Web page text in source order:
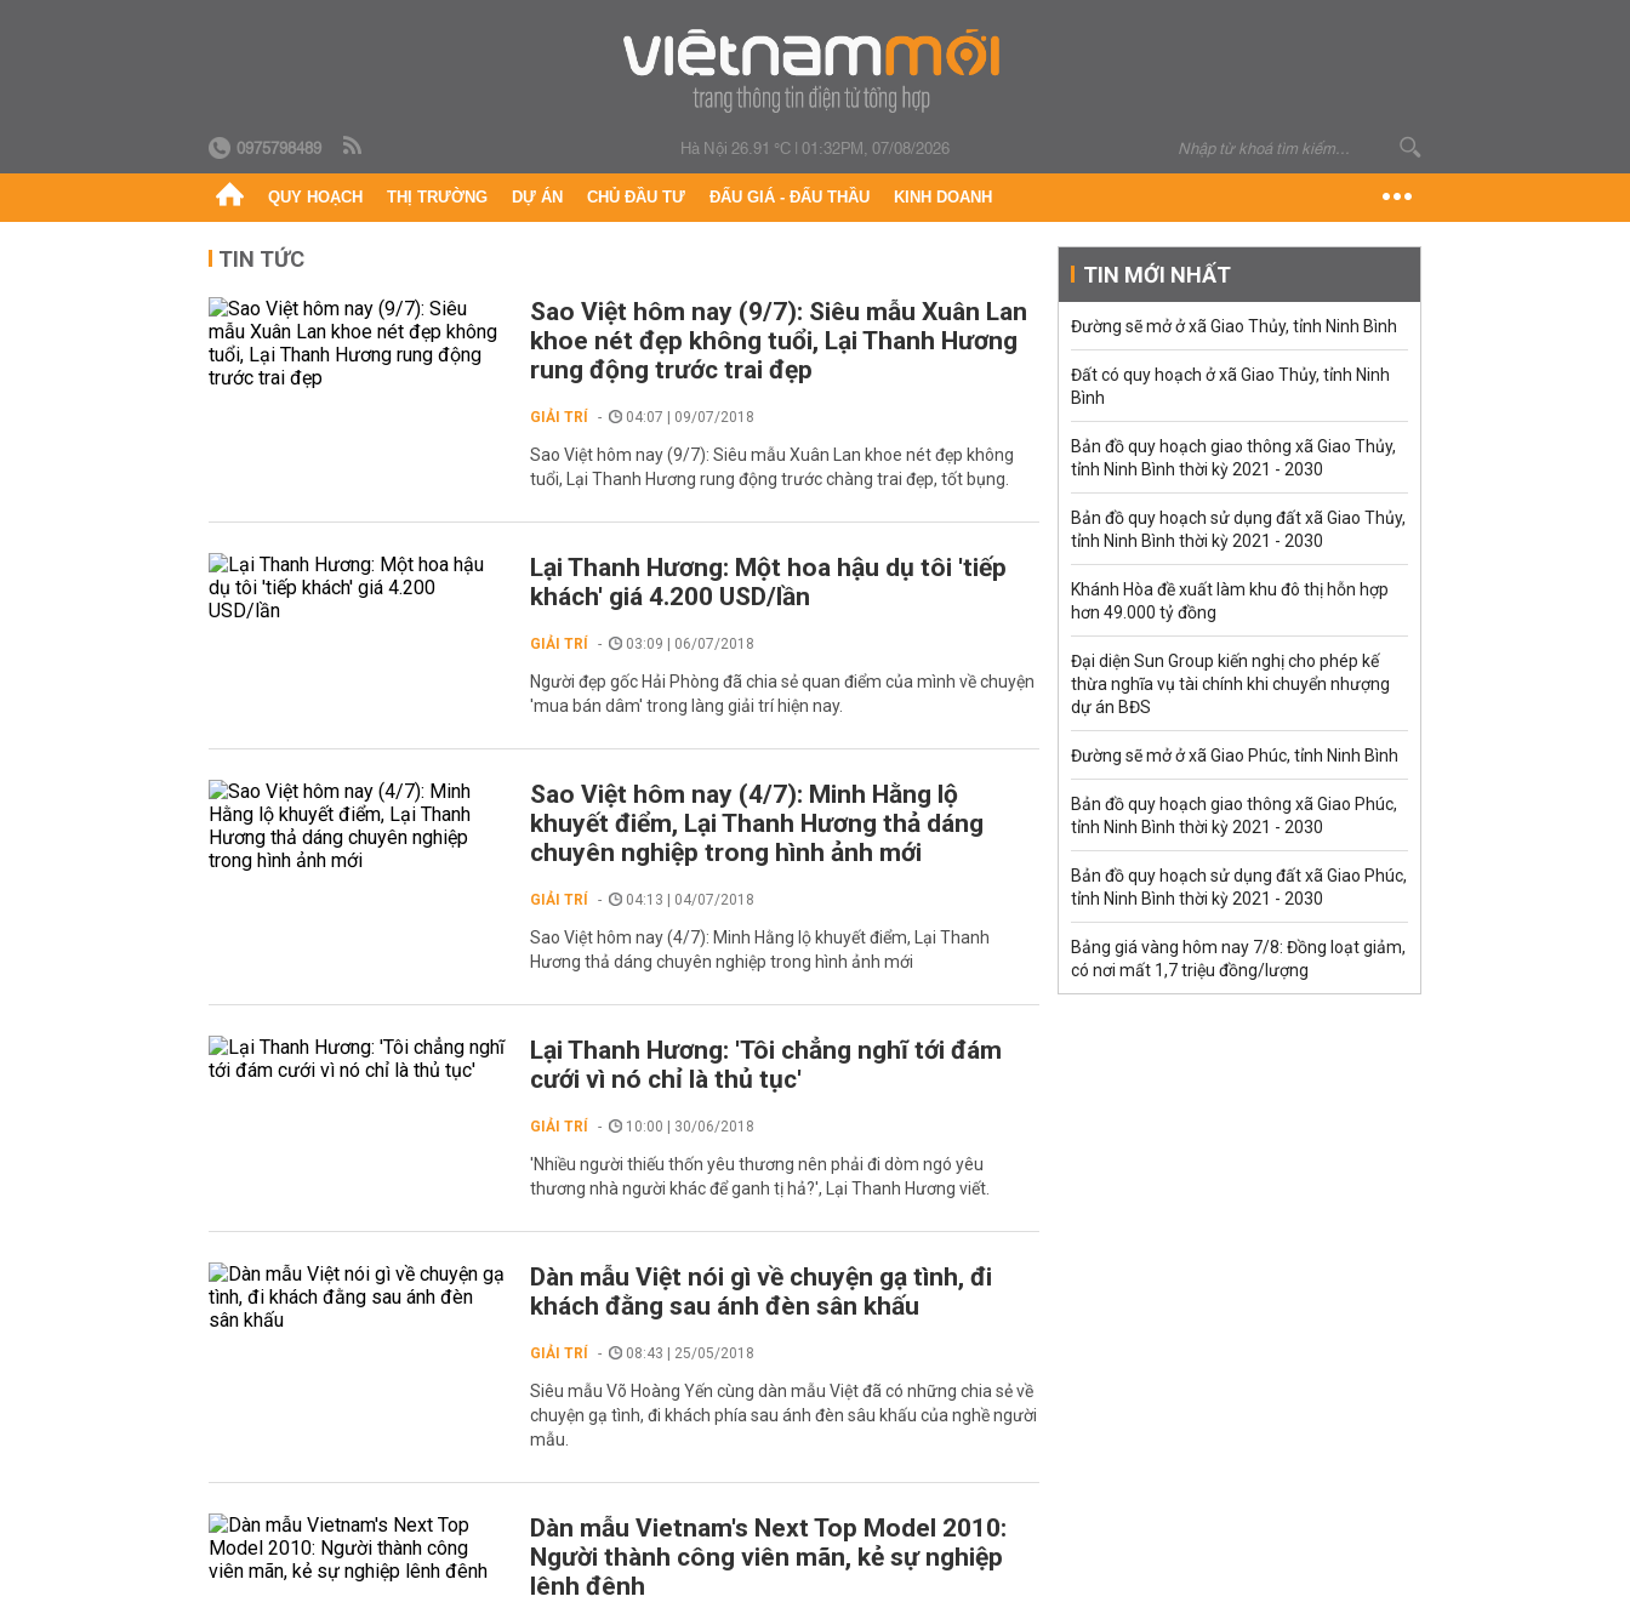
0975798489 Hà Nội 26.91 °C|01:32PM, 07/08/2026
QUY HOẠCH THỊ TRƯỜNG DỰ ÁN CHỦ ĐẦU TƯ ĐẤU GIÁ - ĐẤU THẦU KINH DOANH
TIN TỨC
Sao Việt hôm nay (9/7): Siêu mẫu Xuân Lan
khoe nét đẹp không tuổi, Lại Thanh Hương
rung động trước trai đẹp
GIẢI TRÍ 04:07 | 09/07/2018
Sao Việt hôm nay (9/7): Siêu mẫu Xuân Lan khoe nét đẹp không
tuổi, Lại Thanh Hương rung động trước chàng trai đẹp, tốt bụng.
Lại Thanh Hương: Một hoa hậu dụ tôi 'tiếp
khách' giá 4.200 USD/lần
GIẢI TRÍ 03:09 | 06/07/2018
Người đẹp gốc Hải Phòng đã chia sẻ quan điểm của mình về chuyện
'mua bán dâm' trong làng giải trí hiện nay.
Sao Việt hôm nay (4/7): Minh Hằng lộ
khuyết điểm, Lại Thanh Hương thả dáng
chuyên nghiệp trong hình ảnh mới
GIẢI TRÍ 04:13 | 04/07/2018
Sao Việt hôm nay (4/7): Minh Hằng lộ khuyết điểm, Lại Thanh
Hương thả dáng chuyên nghiệp trong hình ảnh mới
Lại Thanh Hương: 'Tôi chẳng nghĩ tới đám
cưới vì nó chỉ là thủ tục'
GIẢI TRÍ 10:00 | 30/06/2018
'Nhiều người thiếu thốn yêu thương nên phải đi dòm ngó yêu
thương nhà người khác để ganh tị hả?', Lại Thanh Hương viết.
Dàn mẫu Việt nói gì về chuyện gạ tình, đi
khách đằng sau ánh đèn sân khấu
GIẢI TRÍ 08:43 | 25/05/2018
Siêu mẫu Võ Hoàng Yến cùng dàn mẫu Việt đã có những chia sẻ về
chuyện gạ tình, đi khách phía sau ánh đèn sâu khấu của nghề người
mẫu.
Dàn mẫu Vietnam's Next Top Model 2010:
Người thành công viên mãn, kẻ sự nghiệp
lênh đênh
TIN MỚI NHẤT
Đường sẽ mở ở xã Giao Thủy, tỉnh Ninh Bình
Đất có quy hoạch ở xã Giao Thủy, tỉnh Ninh
Bình
Bản đồ quy hoạch giao thông xã Giao Thủy,
tỉnh Ninh Bình thời kỳ 2021 - 2030
Bản đồ quy hoạch sử dụng đất xã Giao Thủy,
tỉnh Ninh Bình thời kỳ 2021 - 2030
Khánh Hòa đề xuất làm khu đô thị hỗn hợp
hơn 49.000 tỷ đồng
Đại diện Sun Group kiến nghị cho phép kế
thừa nghĩa vụ tài chính khi chuyển nhượng
dự án BĐS
Đường sẽ mở ở xã Giao Phúc, tỉnh Ninh Bình
Bản đồ quy hoạch giao thông xã Giao Phúc,
tỉnh Ninh Bình thời kỳ 2021 - 2030
Bản đồ quy hoạch sử dụng đất xã Giao Phúc,
tỉnh Ninh Bình thời kỳ 2021 - 2030
Bảng giá vàng hôm nay 7/8: Đồng loạt giảm,
có nơi mất 1,7 triệu đồng/lượng